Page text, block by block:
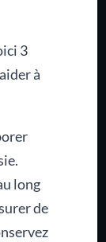
3
à
long
de